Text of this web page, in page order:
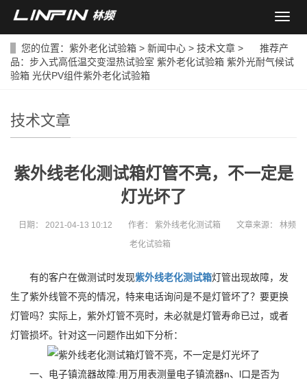
导
菜
单
您的位置： 紫外老化试验箱 > 新闻中心 > 技术文章 > 推荐产
品： 步入式高低温交变湿热试验室 紫外老化试验箱 紫外光耐气候试
验箱 光伏PV组件紫外老化试验箱
技术文章
紫外线老化测试箱灯管不亮，不一定是
灯光坏了
日期： 2021-04-13 10:12 作者： 紫外线老化测试箱 文章来源： 林频
老化试验箱
有的客户在做测试时发现紫外线老化测试箱灯管出现故障，发
生了紫外线管不亮的情况，特来电话询问是不是灯管坏了？要更换
灯管吗？实际上，紫外灯管不亮时，未必就是灯管寿命已过，或者
灯管损坏。针对这一问题作出如下分析：
一、电子镇流器故障:用万用表测量电子镇流器n、l口是否为